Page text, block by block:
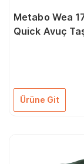
Metabo Wea
Quick Avuç
Ürüne Git